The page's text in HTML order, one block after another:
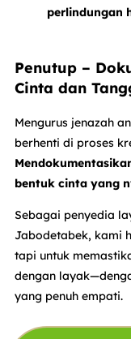
perlindungan
Penutup –
Cinta dan
Mengurus jenazah
berhenti di proses
bentuk cinta yang
Sebagai penyedia
Jabodetabek, kami
tapi untuk
dengan
yang penuh empati.